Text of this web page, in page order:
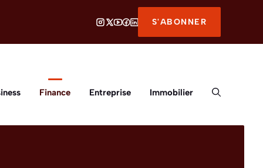
S'ABONNER
Finance Entreprise Immobilier